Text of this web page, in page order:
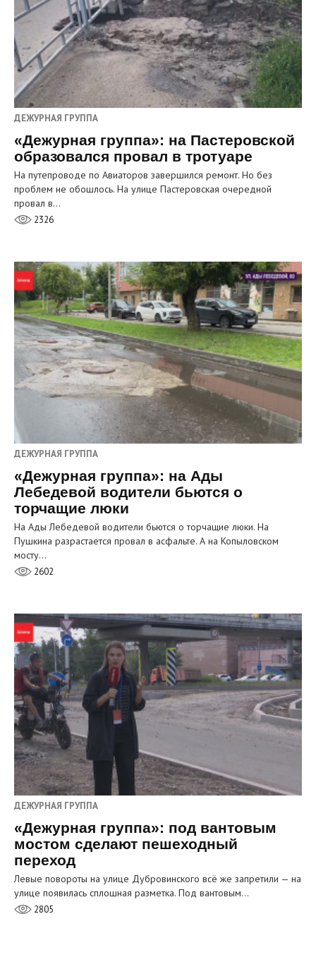
ДЕЖУРНАЯ ГРУППА
«Дежурная группа»: на Пастеровской
образовался провал в тротуаре
На путепроводе по Авиаторов завершился ремонт. Но без
проблем не обошлось. На улице Пастеровская очередной
провал в…
2326
ДЕЖУРНАЯ ГРУППА
«Дежурная группа»: на Ады
Лебедевой водители бьются о
торчащие люки
На Ады Лебедевой водители бьются о торчащие люки. На
Пушкина разрастается провал в асфальте. А на Копыловском
мосту…
2602
ДЕЖУРНАЯ ГРУППА
«Дежурная группа»: под вантовым
мостом сделают пешеходный
переход
Левые повороты на улице Дубровинского всё же запретили — на
улице появилась сплошная разметка. Под вантовым…
2805